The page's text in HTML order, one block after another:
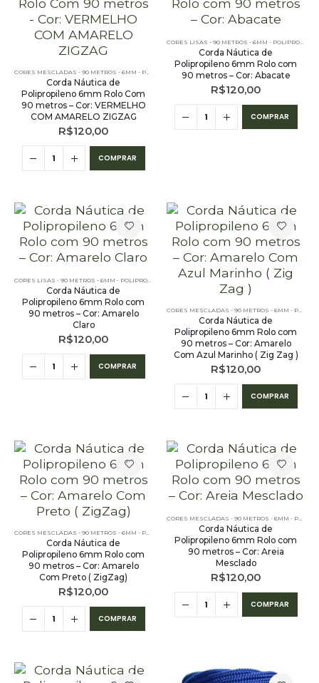
, OUTLET PE - 6MM - POLIPROPILENO -
Corda Náutica de
Polipropileno 6mm Rolo Com
90 metros – Cor: VERMELHO
COM AMARELO ZIGZAG
R$120,00
COMPRAR
Corda Náutica de
Polipropileno 6mm Rolo com
90 metros – Cor: Abacate
R$120,00
COMPRAR
PE - 6MM - POLIPROPILENO - 90 METROS
Corda Náutica de
Polipropileno 6mm Rolo com
90 metros – Cor: Amarelo
Claro
R$120,00
COMPRAR
Corda Náutica de
Polipropileno 6mm Rolo com
90 metros – Cor: Amarelo
Com Azul Marinho ( Zig Zag )
R$120,00
COMPRAR
Corda Náutica de
Polipropileno 6mm Rolo com
90 metros – Cor: Amarelo
Com Preto ( ZigZag)
R$120,00
COMPRAR
Corda Náutica de
Polipropileno 6mm Rolo com
90 metros – Cor: Areia
Mesclado
R$120,00
COMPRAR